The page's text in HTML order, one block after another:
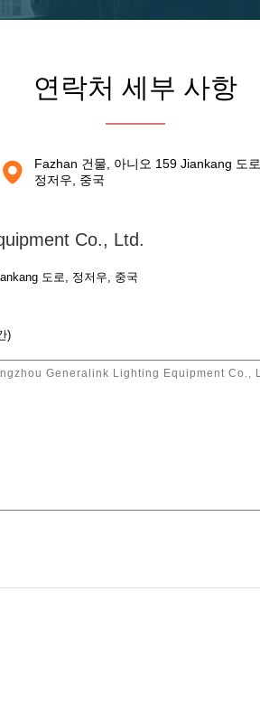
연락처 세부 사항
Fazhan 건물, 아니오 159 Jiankang 도로,
정저우, 중국
Co., Ltd.
도로, 정저우, 중국
)